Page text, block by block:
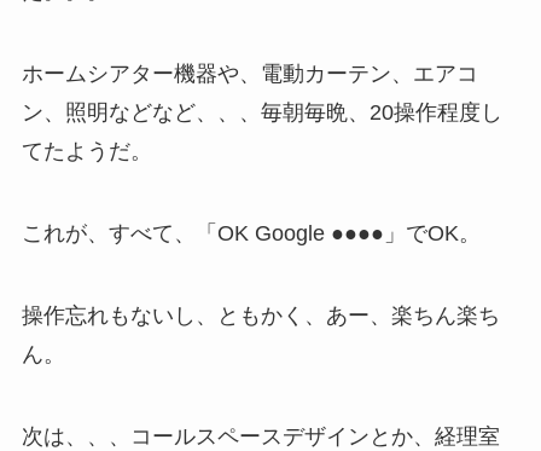
ホームシアター機器や、電動カーテン、エアコ
ン、照明などなど、、、毎朝毎晩、20操作程度し
てたようだ。
これが、すべて、「OK Google ●●●●」でOK。
操作忘れもないし、ともかく、あー、楽ちん楽ち
ん。
次は、、、コールスペースデザインとか、経理室